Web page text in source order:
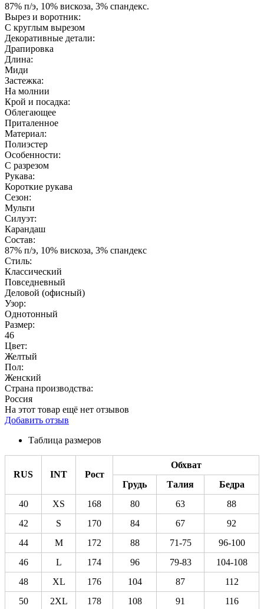
87% п/э, 10% вискоза, 3% спандекс.
Вырез и воротник:
С круглым вырезом
Декоративные детали:
Драпировка
Длина:
Миди
Застежка:
На молнии
Крой и посадка:
Облегающее
Приталенное
Материал:
Полиэстер
Особенности:
С разрезом
Рукава:
Короткие рукава
Сезон:
Мульти
Силуэт:
Карандаш
Состав:
87% п/э, 10% вискоза, 3% спандекс
Стиль:
Классический
Повседневный
Деловой (офисный)
Узор:
Однотонный
Размер:
46
Цвет:
Желтый
Пол:
Женский
Страна производства:
Россия
На этот товар ещё нет отзывов
Добавить отзыв
Таблица размеров
RUS INT Рост
Обхват
Грудь
Талия
Бедра
40
XS 168 80 63
88
42
S 170 84 67
92
44
M 172 88 71-75
96-100
46
L 174 96 79-83
104-108
48
XL 176 104 87
112
50
2XL 178 108 91 116